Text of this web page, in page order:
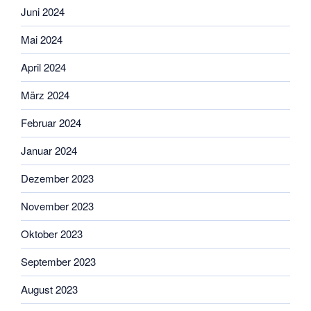
Juni 2024
Mai 2024
April 2024
März 2024
Februar 2024
Januar 2024
Dezember 2023
November 2023
Oktober 2023
September 2023
August 2023